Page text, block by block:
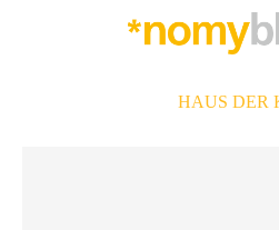
HAUS DER